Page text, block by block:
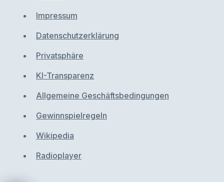
Impressum
Datenschutzerklärung
Privatsphäre
KI-Transparenz
Allgemeine Geschäftsbedingungen
Gewinnspielregeln
Wikipedia
Radioplayer